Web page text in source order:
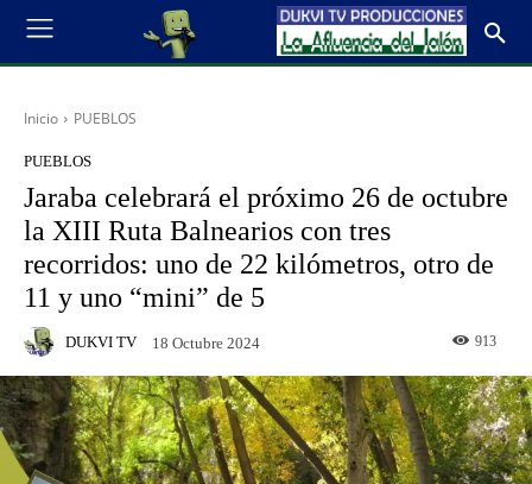
Inicio PUEBLOS
PUEBLOS
Jaraba celebrará el próximo 26 de octubre
la XIII Ruta Balnearios con tres
recorridos: uno de 22 kilómetros, otro de
11 y uno “mini” de 5
DUKVI TV 18 Octubre 2024 913